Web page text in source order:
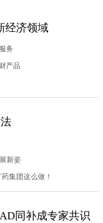
经济领域
务
产品
新姿
集团这么做！
同补成专家共识